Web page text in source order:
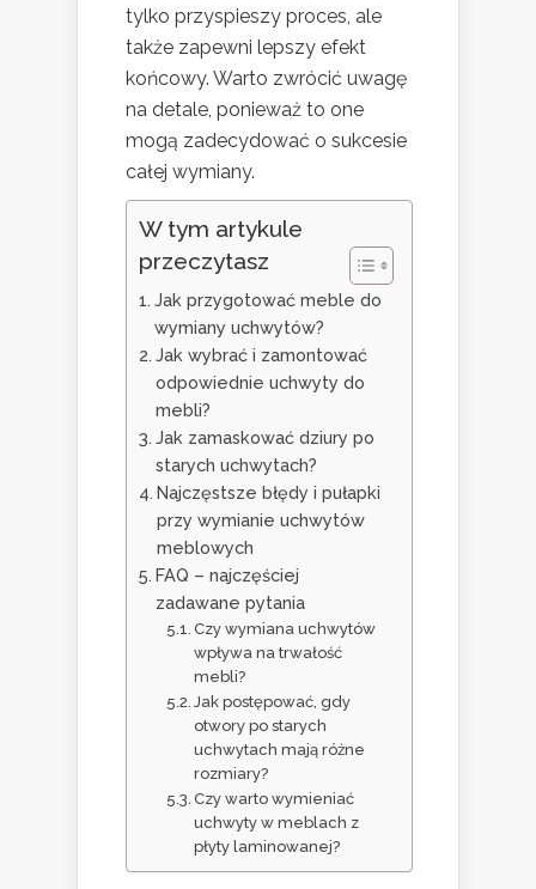
tylko przyspieszy proces, ale
także zapewni lepszy efekt
końcowy. Warto zwrócić uwagę
na detale, ponieważ to one
mogą zadecydować o sukcesie
całej wymiany.
W tym artykule
przeczytasz
Jak przygotować meble do
wymiany uchwytów?
Jak wybrać i zamontować
odpowiednie uchwyty do
mebli?
Jak zamaskować dziury po
starych uchwytach?
Najczęstsze błędy i pułapki
przy wymianie uchwytów
meblowych
FAQ – najczęściej
zadawane pytania
Czy wymiana uchwytów
wpływa na trwałość
mebli?
Jak postępować, gdy
otwory po starych
uchwytach mają różne
rozmiary?
Czy warto wymieniać
uchwyty w meblach z
płyty laminowanej?